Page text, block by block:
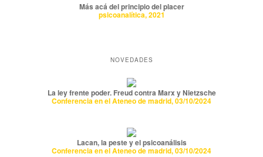
Más acá del principio del placer
psicoanalítica, 2021
NOVEDADES
La ley frente poder. Freud contra Marx y Nietzsche
Conferencia en el Ateneo de madrid, 03/10/2024
Lacan, la peste y el psicoanálisis
Conferencia en el Ateneo de madrid, 03/10/2024